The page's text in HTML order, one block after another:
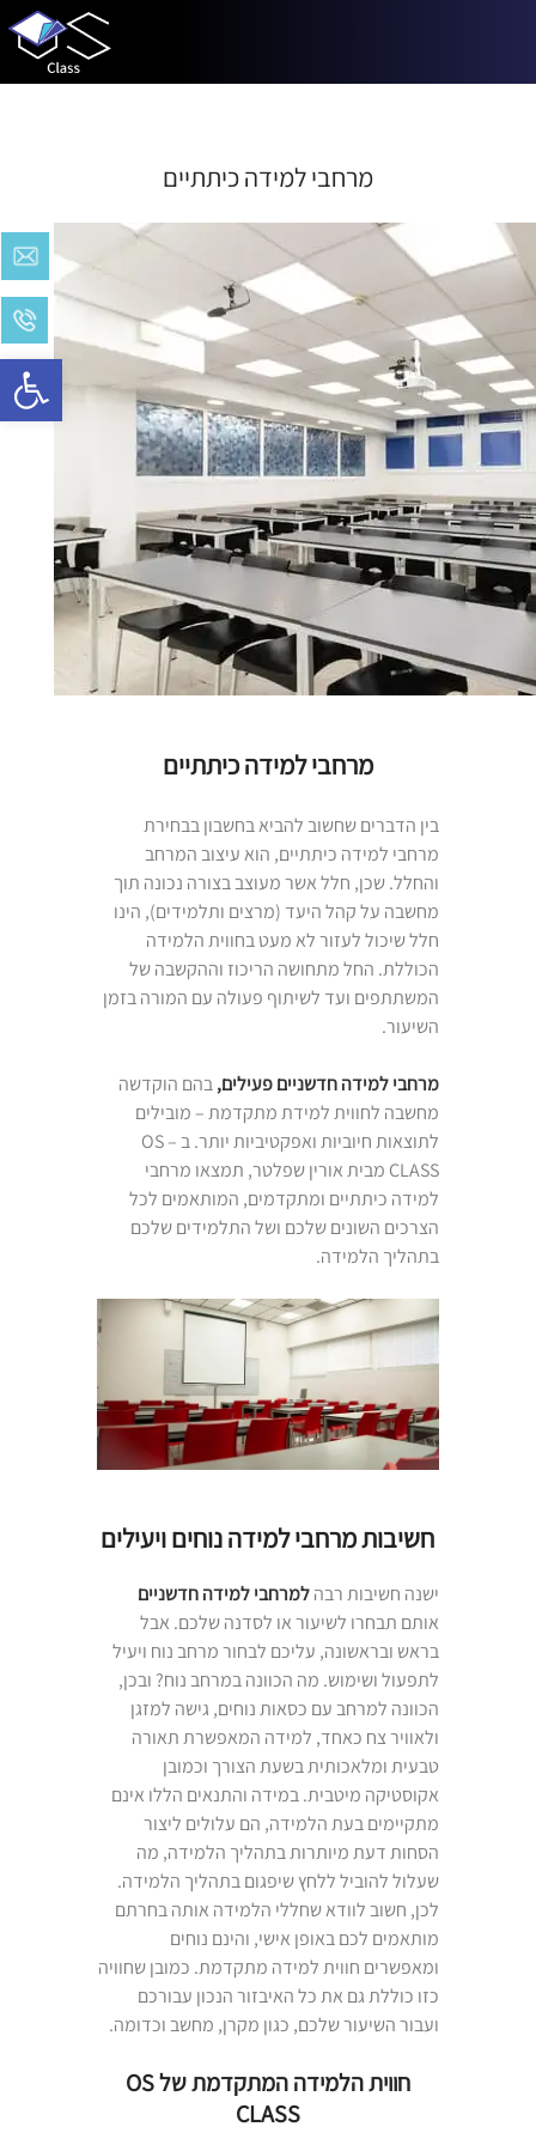
Open toolbar
מרחבי למידה כיתתיים
מרחבי למידה כיתתיים
בין הדברים שחשוב להביא בחשבון בבחירת
מרחבי למידה כיתתיים, הוא עיצוב המרחב
והחלל. שכן, חלל אשר מעוצב בצורה נכונה תוך
מחשבה על קהל היעד (מרצים ותלמידים), הינו
חלל שיכול לעזור לא מעט בחווית הלמידה
הכוללת. החל מתחושה הריכוז וההקשבה של
המשתתפים ועד לשיתוף פעולה עם המורה בזמן
השיעור.
מרחבי למידה חדשניים פעילים, בהם הוקדשה
מחשבה לחווית למידת מתקדמת – מובילים
לתוצאות חיוביות ואפקטיביות יותר. ב – OS
CLASS מבית אורין שפלטר, תמצאו מרחבי
למידה כיתתיים ומתקדמים, המותאמים לכל
הצרכים השונים שלכם ושל התלמידים שלכם
בתהליך הלמידה.
חשיבות מרחבי למידה נוחים ויעילים
ישנה חשיבות רבה למרחבי למידה חדשניים
אותם תבחרו לשיעור או לסדנה שלכם. אבל
בראש ובראשונה, עליכם לבחור מרחב נוח ויעיל
לתפעול ושימוש. מה הכוונה במרחב נוח? ובכן,
הכוונה למרחב עם כסאות נוחים, גישה למזגן
ולאוויר צח כאחד, למידה המאפשרת תאורה
טבעית ומלאכותית בשעת הצורך וכמובן
אקוסטיקה מיטבית. במידה והתנאים הללו אינם
מתקיימים בעת הלמידה, הם עלולים ליצור
הסחות דעת מיותרות בתהליך הלמידה, מה
שעלול להוביל ללחץ שיפגום בתהליך הלמידה.
לכן, חשוב לוודא שחללי הלמידה אותה בחרתם
מותאמים לכם באופן אישי, והינם נוחים
ומאפשרים חווית למידה מתקדמת. כמובן שחוויה
כזו כוללת גם את כל האיבזור הנכון עבורכם
ועבור השיעור שלכם, כגון מקרן, מחשב וכדומה.
חווית הלמידה המתקדמת של OS
CLASS